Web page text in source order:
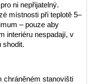
ni nepřijatelný.
místnosti při teplotě 5–
– pouze aby
interiéru nespadají, v
shodit.
chráněném stanovišti